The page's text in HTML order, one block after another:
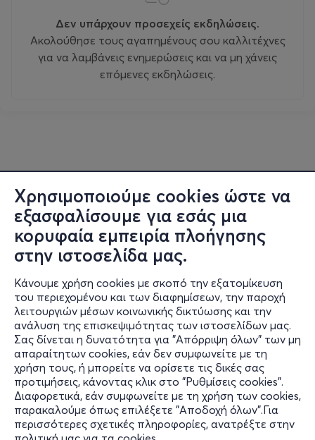
Χρησιμοποιούμε cookies ώστε να
εξασφαλίσουμε για εσάς μια
κορυφαία εμπειρία πλοήγησης
στην ιστοσελίδα μας.
Κάνουμε χρήση cookies με σκοπό την εξατομίκευση
του περιεχομένου και των διαφημίσεων, την παροχή
λειτουργιών μέσων κοινωνικής δικτύωσης και την
ανάλυση της επισκεψιμότητας των ιστοσελίδων μας.
Σας δίνεται η δυνατότητα για "Απόρριψη όλων" των μη
απαραίτητων cookies, εάν δεν συμφωνείτε με τη
χρήση τους, ή μπορείτε να ορίσετε τις δικές σας
προτιμήσεις, κάνοντας κλικ στο "Ρυθμίσεις cookies".
Διαφορετικά, εάν συμφωνείτε με τη χρήση των cookies,
παρακαλούμε όπως επιλέξετε "Αποδοχή όλων".Για
περισσότερες σχετικές πληροφορίες, ανατρέξτε στην
Δεν υπάρχουν προσεχείς εκδηλώσεις.
Ακολούθησε τους αγαπημένους σου καλλιτέχνες
για να λαμβάνεις ενημερώσεις και να μη χάνεις
επόμενες εκδηλώσεις.
Πληροφορίες
Υποστήριξη
Stay Connected